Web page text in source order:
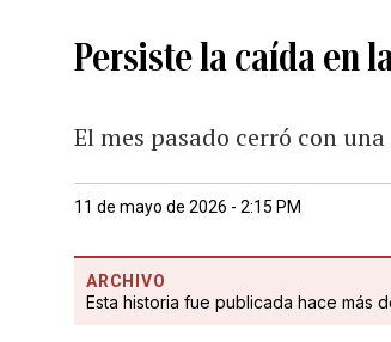
Persiste la caída en
El mes pasado cerró con
11 de mayo de 2026 - 2:15 PM
ARCHIVO
Esta historia fue publicada hace más